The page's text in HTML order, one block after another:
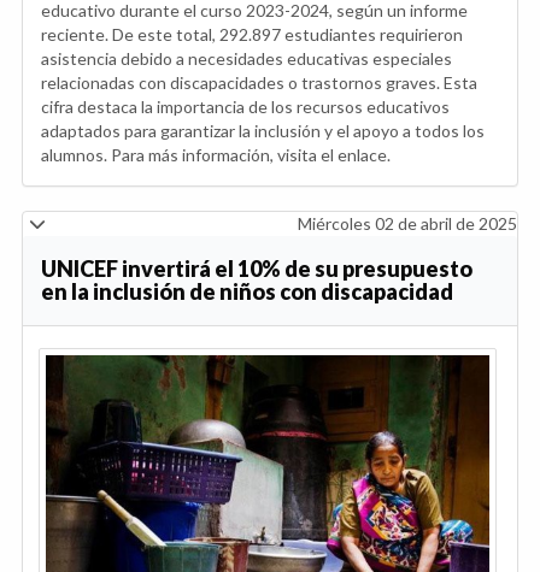
educativo durante el curso 2023-2024, según un informe
reciente. De este total, 292.897 estudiantes requirieron
asistencia debido a necesidades educativas especiales
relacionadas con discapacidades o trastornos graves. Esta
cifra destaca la importancia de los recursos educativos
adaptados para garantizar la inclusión y el apoyo a todos los
alumnos. Para más información, visita el enlace.
Miércoles 02 de abril de 2025
UNICEF invertirá el 10% de su presupuesto
en la inclusión de niños con discapacidad